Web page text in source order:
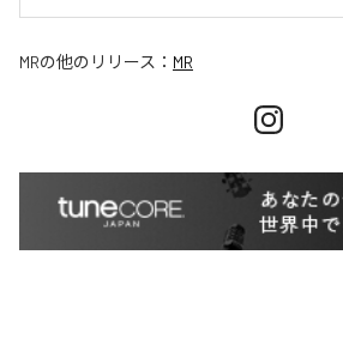
MRの他のリリース： MR